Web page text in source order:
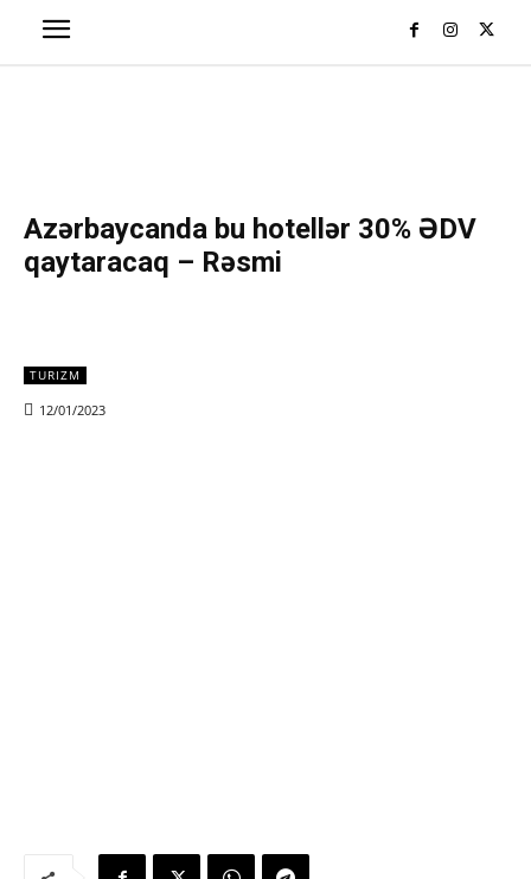
Azərbaycanda bu hotellər 30% ƏDV
qaytaracaq – Rəsmi
TURIZM
12/01/2023